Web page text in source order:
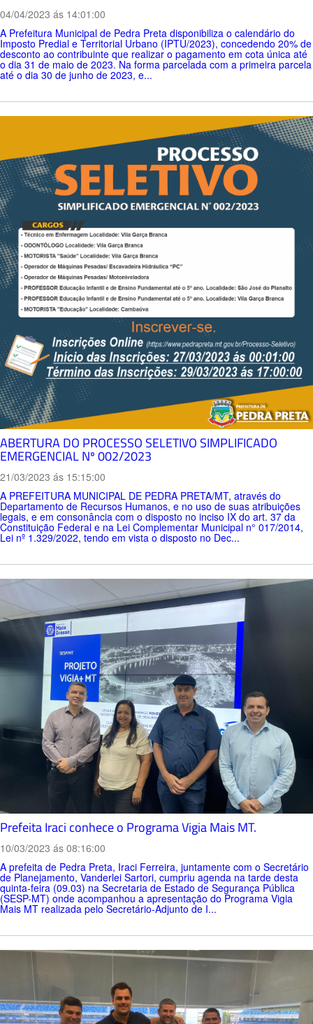
04/04/2023 ás 14:01:00
A Prefeitura Municipal de Pedra Preta disponibiliza o calendário do
Imposto Predial e Territorial Urbano (IPTU/2023), concedendo 20% de
desconto ao contribuinte que realizar o pagamento em cota única até
o dia 31 de maio de 2023. Na forma parcelada com a primeira parcela
até o dia 30 de junho de 2023, e...
ABERTURA DO PROCESSO SELETIVO SIMPLIFICADO
EMERGENCIAL Nº 002/2023
21/03/2023 ás 15:15:00
A PREFEITURA MUNICIPAL DE PEDRA PRETA/MT, através do
Departamento de Recursos Humanos, e no uso de suas atribuições
legais, e em consonância com o disposto no inciso IX do art. 37 da
Constituição Federal e na Lei Complementar Municipal n° 017/2014,
Lei nº 1.329/2022, tendo em vista o disposto no Dec...
Prefeita Iraci conhece o Programa Vigia Mais MT.
10/03/2023 ás 08:16:00
A prefeita de Pedra Preta, Iraci Ferreira, juntamente com o Secretário
de Planejamento, Vanderlei Sartori, cumpriu agenda na tarde desta
quinta-feira (09.03) na Secretaria de Estado de Segurança Pública
(SESP-MT) onde acompanhou a apresentação do Programa Vigia
Mais MT realizada pelo Secretário-Adjunto de I...